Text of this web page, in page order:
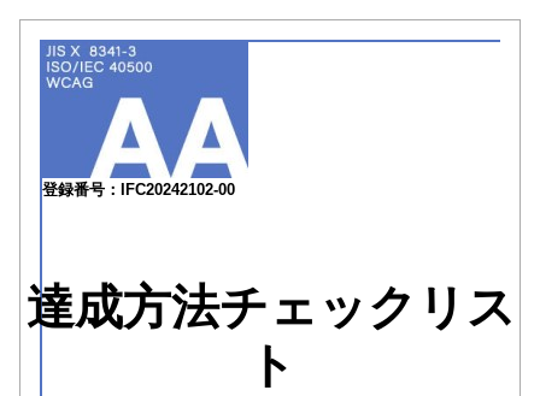
登録番号：IFC20242102-00
達成方法チェックリス
ト